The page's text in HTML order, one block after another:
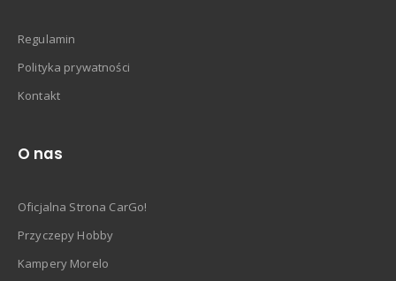
Regulamin
Polityka prywatności
Kontakt
O nas
Oficjalna Strona CarGo!
Przyczepy Hobby
Kampery Morelo